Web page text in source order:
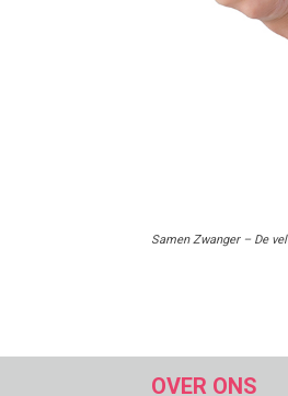
Samen Zwanger – De
OVER ONS